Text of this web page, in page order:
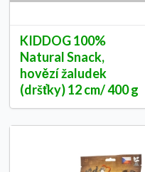
KIDDOG 100%
Natural Snack,
hovězí žaludek
(dršťky) 12 cm/ 400 g